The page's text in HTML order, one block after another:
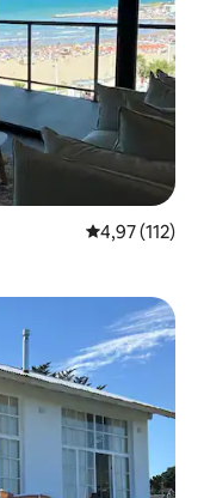
Vidējais
4,97 (112)